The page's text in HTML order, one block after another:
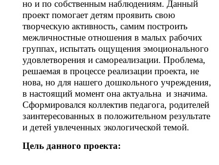
но и по собственным наблюдениям. Данный
проект помогает детям проявить свою
творческую активность, самим построить
межличностные отношения в малых рабочих
группах, испытать ощущения эмоционального
удовлетворения и самореализации. Проблема,
решаемая в процессе реализации проекта, не
нова, но для нашего дошкольного учреждения,
в настоящий момент она актуальна и значима.
Сформировался коллектив педагога, родителей
заинтересованных в положительном результате
и детей увлеченных экологической темой.
Цель данного проекта: